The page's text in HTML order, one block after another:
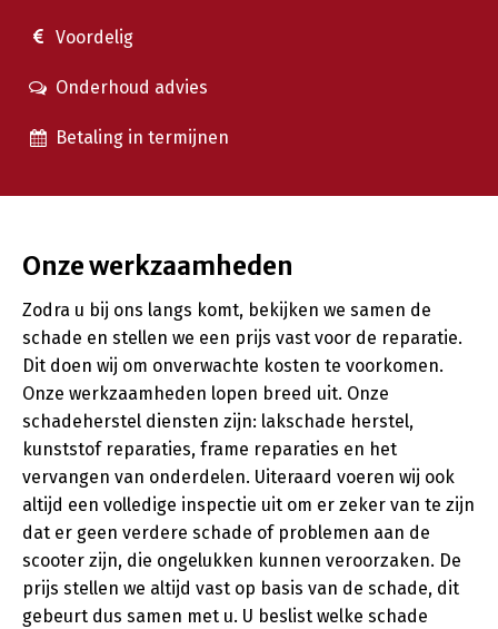
Voordelig
Onderhoud advies
Betaling in termijnen
Onze werkzaamheden
Zodra u bij ons langs komt, bekijken we samen de
schade en stellen we een prijs vast voor de reparatie.
Dit doen wij om onverwachte kosten te voorkomen.
Onze werkzaamheden lopen breed uit. Onze
schadeherstel diensten zijn: lakschade herstel,
kunststof reparaties, frame reparaties en het
vervangen van onderdelen. Uiteraard voeren wij ook
altijd een volledige inspectie uit om er zeker van te zijn
dat er geen verdere schade of problemen aan de
scooter zijn, die ongelukken kunnen veroorzaken. De
prijs stellen we altijd vast op basis van de schade, dit
gebeurt dus samen met u. U beslist welke schade